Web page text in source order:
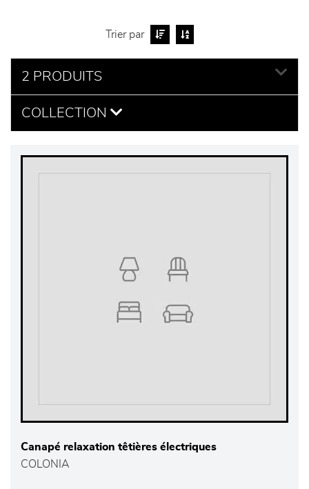
décoration
Trier par
2 PRODUITS
COLLECTION
Canapé relaxation têtières électriques
COLONIA